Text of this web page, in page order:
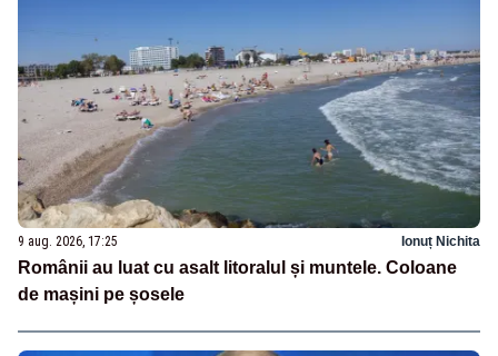
9 aug. 2026, 17:25 Ionuț Nichita
Românii au luat cu asalt litoralul și muntele. Coloane
de mașini pe șosele